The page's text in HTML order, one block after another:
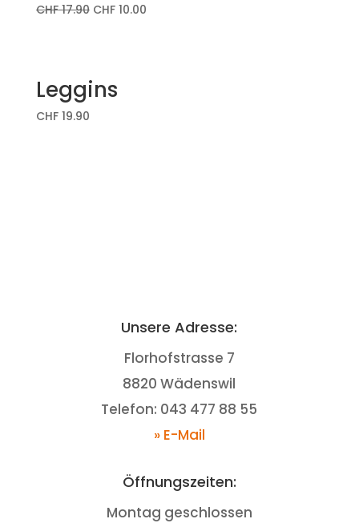
CHF17.90 CHF10.00
Leggins
CHF19.90
Unsere Adresse:
Florhofstrasse 7
8820 Wädenswil
Telefon: 043 477 88 55
» E-Mail
Öffnungszeiten:
Montag geschlossen